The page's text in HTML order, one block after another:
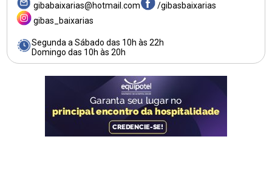
gibabaixarias@hotmail.com
/gibasbaixarias
gibas_baixarias
Segunda a Sábado das 10h às 22h
Domingo das 10h às 20h